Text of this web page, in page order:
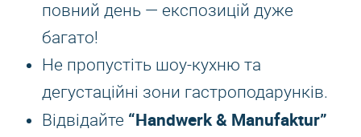
повний день — експозицій дуже
багато!
Не пропустіть шоу-кухню та
дегустаційні зони гастроподарунків.
Відвідайте “Handwerk & Manufaktur”